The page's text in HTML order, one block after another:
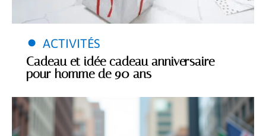
ACTIVITÉS
Cadeau et idée cadeau anniversaire
pour homme de 90 ans